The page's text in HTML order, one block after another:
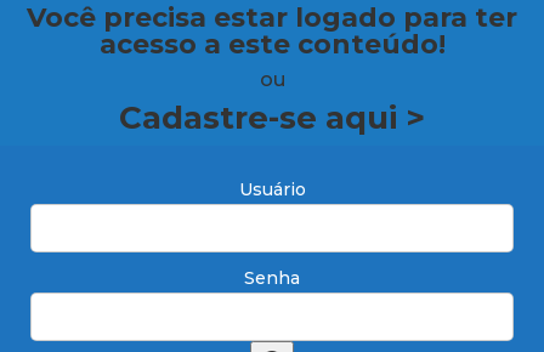
Você precisa estar logado para ter
acesso a este conteúdo!
ou
Cadastre-se aqui >
Usuário
Senha